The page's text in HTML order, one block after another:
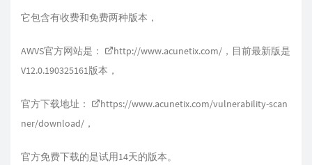
它包含有收费和免费两种版本，
AWVS官方网站是： http://www.acunetix.com/ ，目前最新版是
V12.0.190325161版本，
官方下载地址：
https://www.acunetix.com/vulnerability-scan
ner/download/ ，
官方免费下载的是试用14天的版本。